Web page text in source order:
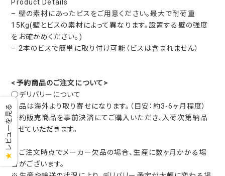
Product Details
– 壁の素材にあったビスをご用意ください。最大で耐荷重
15Kg(壁とビスの素材によって異なります。設置する壁の強度
をお確かめください。)
– 2本のビスで簡単に取り付け可能（ビスは含まれません）
<予約商品のご注文について>
◯デリバリーについて
商品は海外より取り寄せになります。（目安：約3-6ヶ月程度）
予約販売商品を事前決済にてご購入いただき、入荷次第納品
させていただきます。
※ご注文時点でメーカー欠品の場合、生産に数ヶ月かかる場
合がございます。
★
レビューを見る